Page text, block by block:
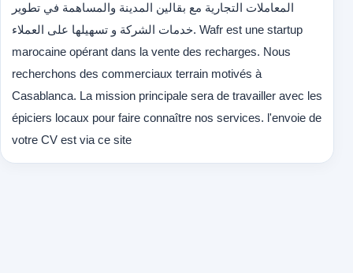
المعاملات التجارية مع بقالين المدينة والمساهمة في تطوير
خدمات الشركة و تسهيلها على العملاء. Wafr est une startup
marocaine opérant dans la vente des recharges. Nous
recherchons des commerciaux terrain motivés à
Casablanca. La mission principale sera de travailler avec les
épiciers locaux pour faire connaître nos services. l'envoie de
votre CV est via ce site